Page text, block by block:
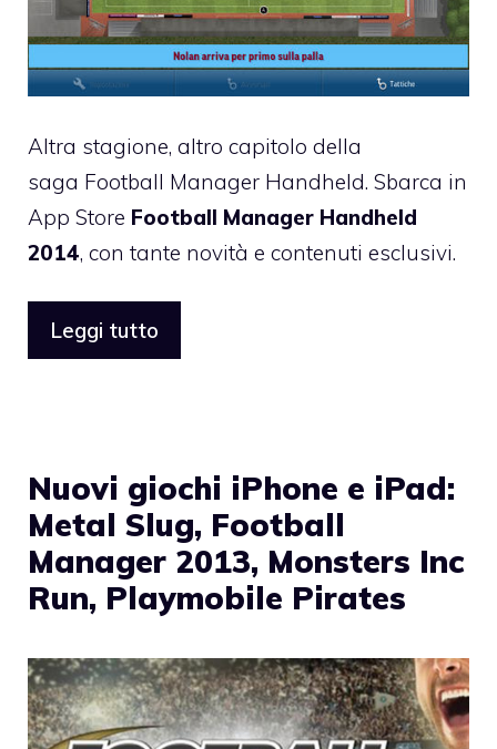
Altra stagione, altro capitolo della
saga Football Manager Handheld. Sbarca in
App Store Football Manager Handheld
2014, con tante novità e contenuti esclusivi.
Leggi tutto
Nuovi giochi iPhone e iPad:
Metal Slug, Football
Manager 2013, Monsters Inc
Run, Playmobile Pirates